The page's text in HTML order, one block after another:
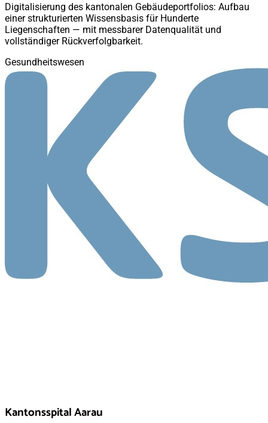
Digitalisierung des kantonalen Gebäudeportfolios: Aufbau
einer strukturierten Wissensbasis für Hunderte
Liegenschaften — mit messbarer Datenqualität und
vollständiger Rückverfolgbarkeit.
Gesundheitswesen
Kantonsspital Aarau